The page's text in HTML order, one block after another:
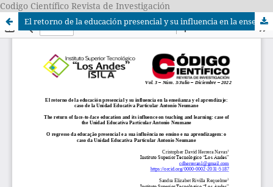
Codigo Científico Revista de Investigación
El retorno de la educación presencial y su influencia en la enseñanza y el aprendizaje: caso de la Unidad Educativa Particular Antonio Neumane